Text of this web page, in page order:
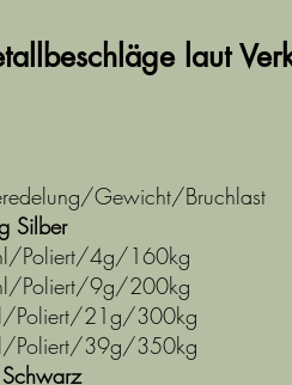
laut
Gewicht/Bruchlast
Silber
Poliert/4g/160kg
Poliert/9g/200kg
Poliert/21g/300kg
Poliert/39g/350kg
Schwarz